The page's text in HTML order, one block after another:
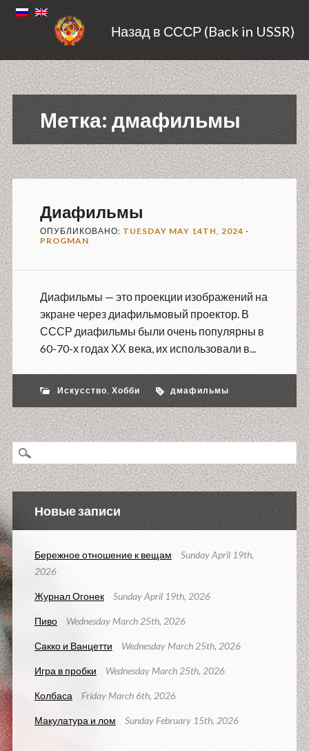
Назад в СССР (Back in USSR)
Метка: дмафильмы
Диафильмы
ОПУБЛИКОВАНО: TUESDAY MAY 14TH, 2024 -
PROGMAN
Диафильмы — это проекции изображений на
экране через диафильмовый проектор. В
СССР диафильмы были очень популярны в
60-70-х годах ХХ века, их использовали в...
Искусство, Хобби дмафильмы
Новые записи
Бережное отношение к вещам
Sunday April 19th,
2026
Журнал Огонек Sunday April 19th, 2026
Пиво Wednesday March 25th, 2026
Сакко и Ванцетти Wednesday March 25th, 2026
Игра в пробки Wednesday March 25th, 2026
Колбаса Friday March 6th, 2026
Макулатура и лом Sunday February 15th, 2026